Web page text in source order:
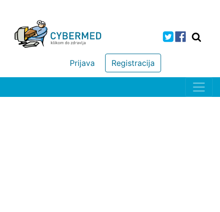
Registracija
Prijava